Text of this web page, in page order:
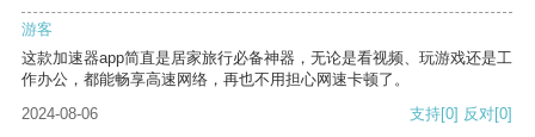
游客
这款加速器app简直是居家旅行必备神器，无论是看视频、玩游戏还是工
作办公，都能畅享高速网络，再也不用担心网速卡顿了。
2024-08-06
支持[0] 反对[0]